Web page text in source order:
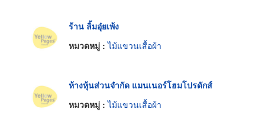
ร้าน ลิ้มอุ๋ยเพ้ง
หมวดหมู่ :ไม้แขวนเสื้อผ้า
ห้างหุ้นส่วนจำกัด แมนเนอร์โฮมโปรดักส์
หมวดหมู่ :ไม้แขวนเสื้อผ้า